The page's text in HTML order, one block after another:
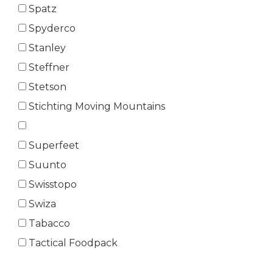
Spatz
Spyderco
Stanley
Steffner
Stetson
Stichting Moving Mountains
Superfeet
Suunto
Swisstopo
Swiza
Tabacco
Tactical Foodpack